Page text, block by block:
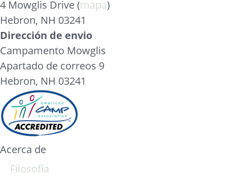
4 Mowglis Drive (mapa)
Hebron, NH 03241
Dirección de envio
Campamento Mowglis
Apartado de correos 9
Hebron, NH 03241
Acerca de
Filosofía